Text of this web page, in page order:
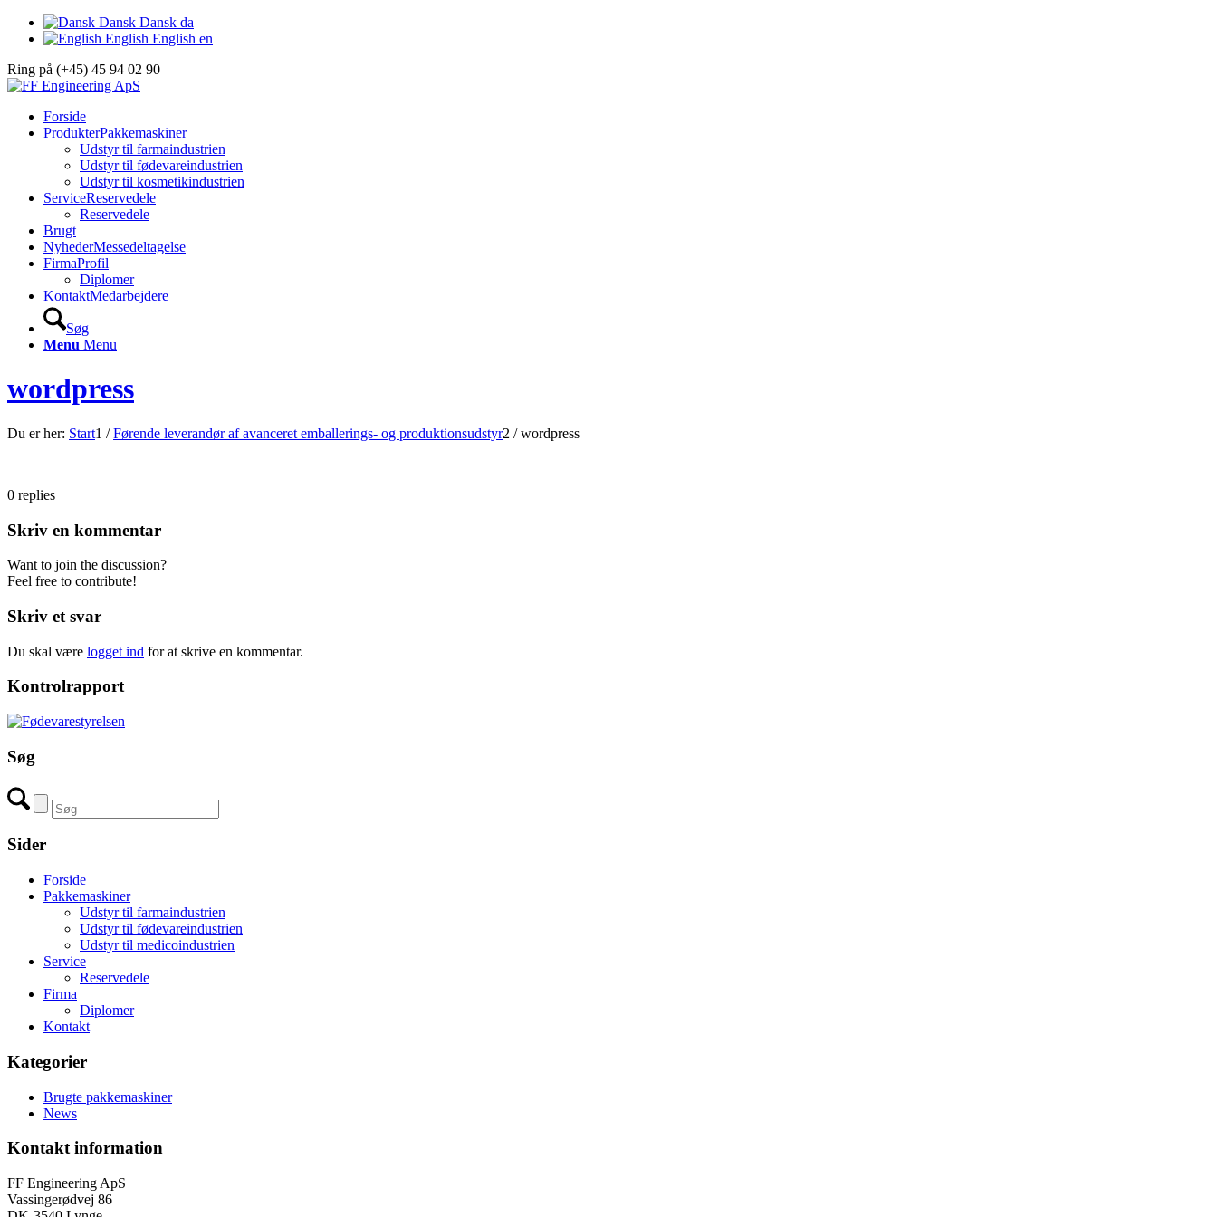
Dansk Dansk da
English English en
Ring på (+45) 45 94 02 90
Forside
ProdukterPakkemaskiner
Udstyr til farmaindustrien
Udstyr til fødevareindustrien
Udstyr til kosmetikindustrien
ServiceReservedele
Reservedele
Brugt
NyhederMessedeltagelse
FirmaProfil
Diplomer
KontaktMedarbejdere
Søg
Menu Menu
wordpress
Du er her: Start1 / Førende leverandør af avanceret emballerings- og produktionsudstyr2 / wordpress
0 replies
Skriv en kommentar
Want to join the discussion?
Feel free to contribute!
Skriv et svar
Du skal være logget ind for at skrive en kommentar.
Kontrolrapport
Søg
Sider
Forside
Pakkemaskiner
Udstyr til farmaindustrien
Udstyr til fødevareindustrien
Udstyr til medicoindustrien
Service
Reservedele
Firma
Diplomer
Kontakt
Kategorier
Brugte pakkemaskiner
News
Kontakt information
FF Engineering ApS
Vassingerødvej 86